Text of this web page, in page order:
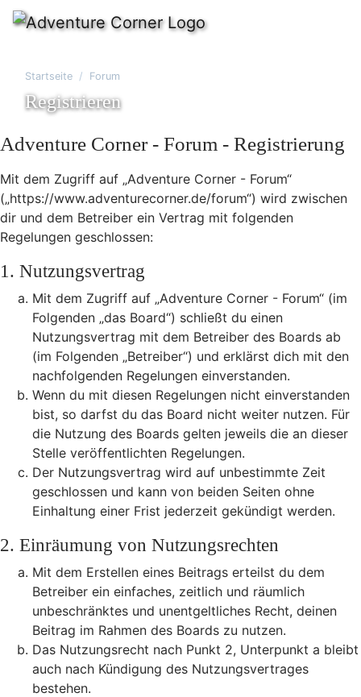
Startseite Forum
Registrieren
Adventure Corner - Forum - Registrierung
Mit dem Zugriff auf „Adventure Corner - Forum“
(„https://www.adventurecorner.de/forum“) wird zwischen
dir und dem Betreiber ein Vertrag mit folgenden
Regelungen geschlossen:
1. Nutzungsvertrag
Mit dem Zugriff auf „Adventure Corner - Forum“ (im
Folgenden „das Board“) schließt du einen
Nutzungsvertrag mit dem Betreiber des Boards ab
(im Folgenden „Betreiber“) und erklärst dich mit den
nachfolgenden Regelungen einverstanden.
Wenn du mit diesen Regelungen nicht einverstanden
bist, so darfst du das Board nicht weiter nutzen. Für
die Nutzung des Boards gelten jeweils die an dieser
Stelle veröffentlichten Regelungen.
Der Nutzungsvertrag wird auf unbestimmte Zeit
geschlossen und kann von beiden Seiten ohne
Einhaltung einer Frist jederzeit gekündigt werden.
2. Einräumung von Nutzungsrechten
Mit dem Erstellen eines Beitrags erteilst du dem
Betreiber ein einfaches, zeitlich und räumlich
unbeschränktes und unentgeltliches Recht, deinen
Beitrag im Rahmen des Boards zu nutzen.
Das Nutzungsrecht nach Punkt 2, Unterpunkt a bleibt
auch nach Kündigung des Nutzungsvertrages
bestehen.